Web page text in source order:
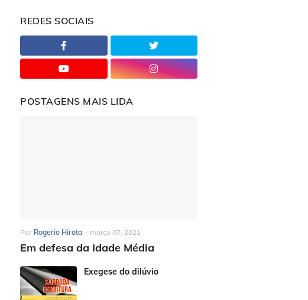
REDES SOCIAIS
POSTAGENS MAIS LIDA
Por Rogerio Hirota - março 07, 2021
Em defesa da Idade Média
Exegese do dilúvio